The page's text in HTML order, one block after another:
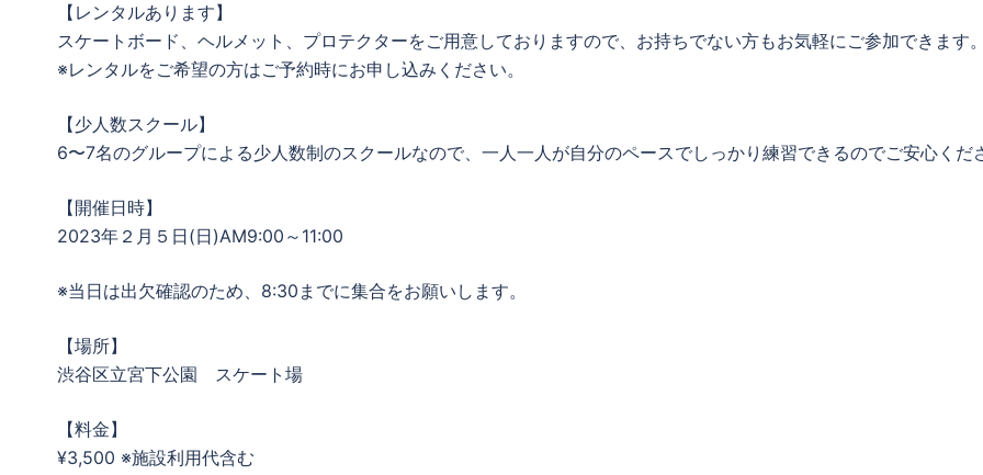
【レンタルあります】
スケートボード、ヘルメット、プロテクターをご用意しておりますので、お持ちでない方もお気軽にご参加できます
※レンタルをご希望の方はご予約時にお申し込みください。
【少人数スクール】
6〜7名のグループによる少人数制のスクールなので、一人一人が自分のペースでしっかり練習できるのでご安心くだ
【開催日時】
2023年２月５日(日)AM9:00～11:00
※当日は出欠確認のため、8:30までに集合をお願いします。
【場所】
渋谷区立宮下公園 スケート場
【料金】
¥3,500 ※施設利用代含む